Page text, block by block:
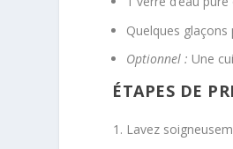
Quelques
Optionnel : Une
ÉTAPES DE
Lavez